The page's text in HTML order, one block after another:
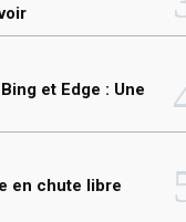
et Edge : Une
en chute libre